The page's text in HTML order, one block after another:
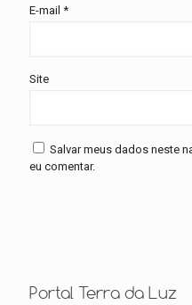
E-mail *
Site
Salvar meus dados neste
eu comentar.
Portal Terra da Luz